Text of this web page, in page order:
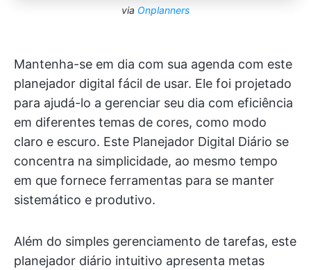
via Onplanners
Mantenha-se em dia com sua agenda com este
planejador digital fácil de usar. Ele foi projetado
para ajudá-lo a gerenciar seu dia com eficiência
em diferentes temas de cores, como modo
claro e escuro. Este Planejador Digital Diário se
concentra na simplicidade, ao mesmo tempo
em que fornece ferramentas para se manter
sistemático e produtivo.
Além do simples gerenciamento de tarefas, este
planejador diário intuitivo apresenta metas